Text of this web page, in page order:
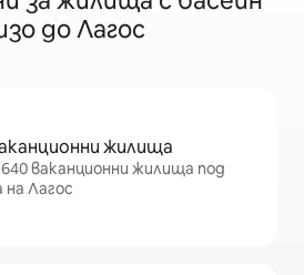
до Лагос
жилища
ваканционни жилища под
на Лагос